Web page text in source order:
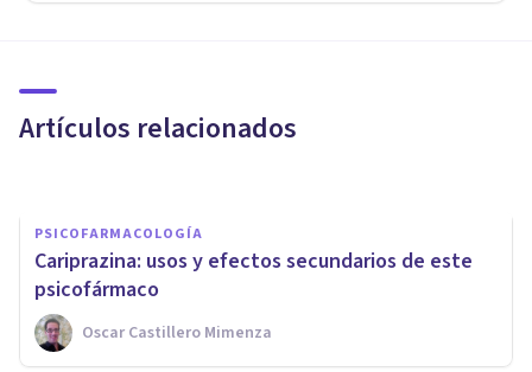
Artículos relacionados
este fármaco antidepresivo
PSICOFARMACOLOGÍA
Cariprazina: usos y efectos secundarios de este
psicofármaco
Oscar Castillero Mimenza
PSICOFARMACOLOGÍA